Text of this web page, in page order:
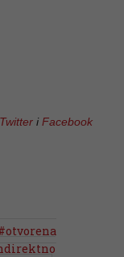
Twitter iFacebook